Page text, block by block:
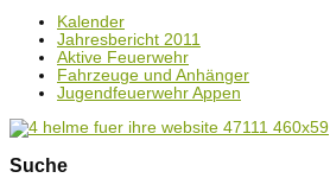
Kalender
Jahresbericht 2011
Aktive Feuerwehr
Fahrzeuge und Anhänger
Jugendfeuerwehr Appen
Suche